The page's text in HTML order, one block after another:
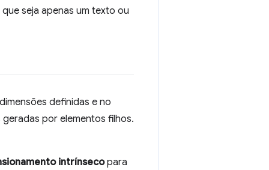
seja apenas um texto ou
definidas e no
por elementos filhos.
intrínsecopara